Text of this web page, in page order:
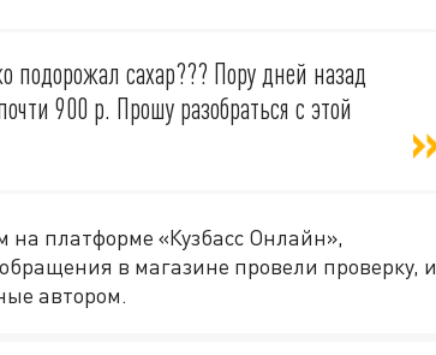
подорожал сахар??? Пору дней назад
900 р. Прошу разобраться с этой
на платформе «Кузбасс Онлайн»,
в магазине провели проверку, и
автором.